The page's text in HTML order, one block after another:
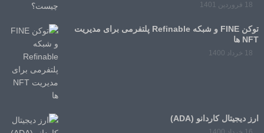
18 فروردین 1401
توکن FINE و شبکه Refinable پلتفرمی برای مدیریت
NFT ها
18 خرداد 1400
ارز دیجیتال کاردانو (ADA)